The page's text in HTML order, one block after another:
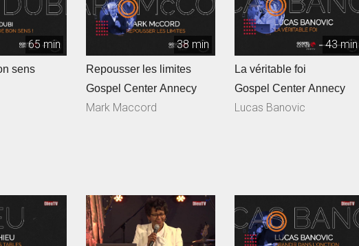
65 min
sens
38 min
Repousser les limites
Gospel Center Annecy
Mark Maccord
43 min
La véritable foi
Gospel Center Annecy
Lucas Banovic